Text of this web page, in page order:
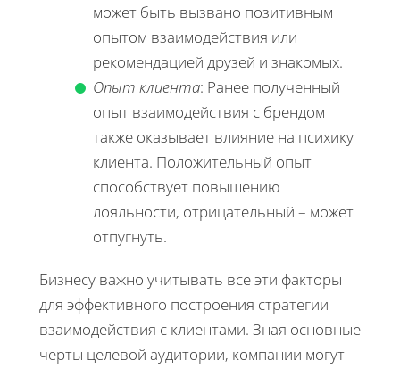
может быть вызвано позитивным
опытом взаимодействия или
рекомендацией друзей и знакомых.
Опыт клиента: Ранее полученный
опыт взаимодействия с брендом
также оказывает влияние на психику
клиента. Положительный опыт
способствует повышению
лояльности, отрицательный – может
отпугнуть.
Бизнесу важно учитывать все эти факторы
для эффективного построения стратегии
взаимодействия с клиентами. Зная основные
черты целевой аудитории, компании могут